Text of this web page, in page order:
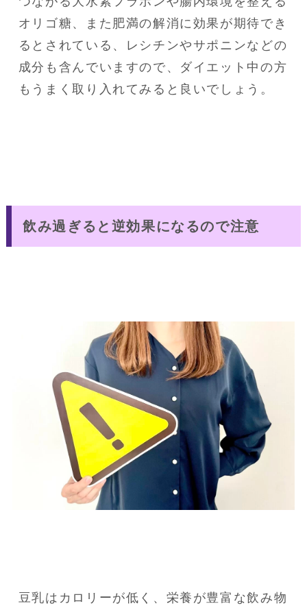
オリゴ糖、また肥満の解消に効果が期待でき
るとされている、レシチンやサポニンなどの
成分も含んでいますので、ダイエット中の方
もうまく取り入れてみると良いでしょう。
飲み過ぎると逆効果になるので注意
豆乳はカロリーが低く、栄養が豊富な飲み物